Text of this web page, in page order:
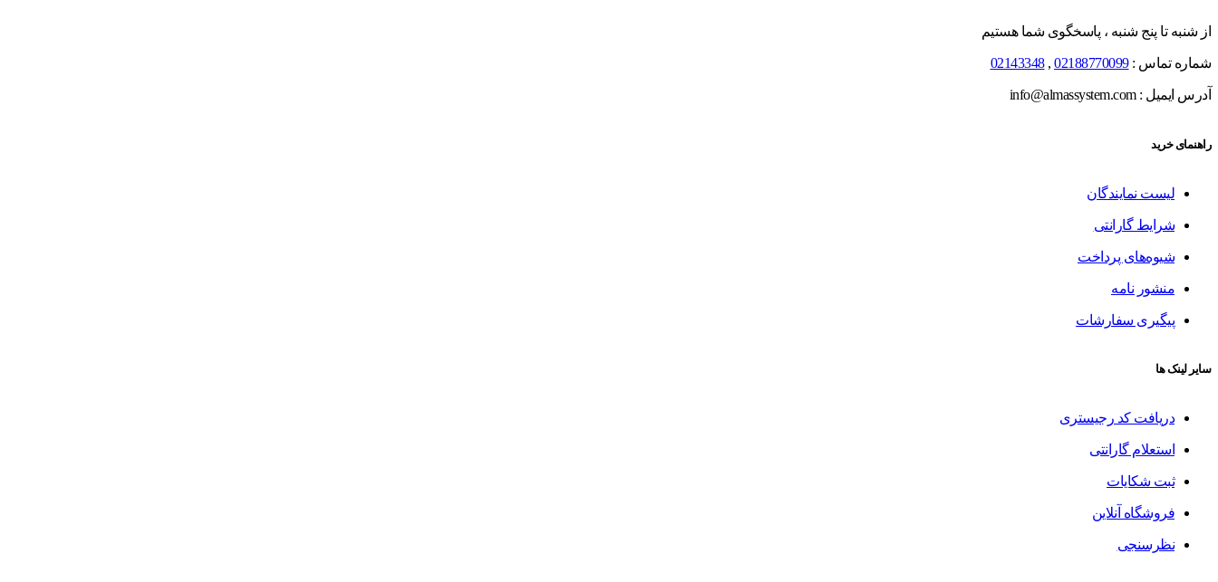
از شنبه تا پنج شنبه ، پاسخگوی شما هستیم
شماره تماس :02188770099
,
02143348
آدرس ایمیل : info@almassystem.com
راهنمای خرید
لیست نمایندگان
شرایط گارانتی
شیوه‌های پرداخت
منشور نامه
پیگیری سفارشات
سایر لینک ها
دریافت کد رجیستری
استعلام گارانتی
ثبت شکایات
فروشگاه آنلاین
نظرسنجی